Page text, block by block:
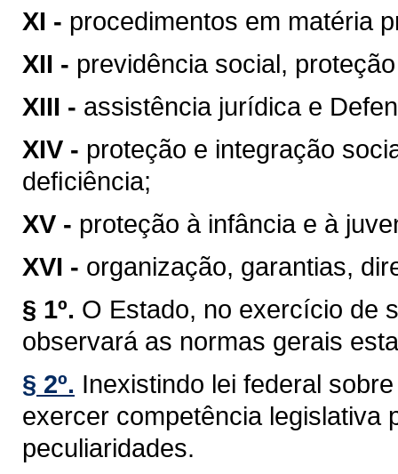
XI - procedimentos em matéria
XII - previdência social,
XIII - assistência jurídica e
XIV - proteção e integração
deﬁciência;
XV - proteção à infância e à
XVI - organização, garantias,
§ 1º. O Estado, no exercício de
observará as normas gerais
§ 2º. Inexistindo lei federal
exercer competência legislativa
peculiaridades.